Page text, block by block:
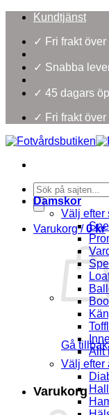
Skip
content
Kundtjänst
✓ Fri frakt över
✓ Snabba
✓ 45 dagars
✓ Fri frakt över
Products
search
Varukorg /0kr
Gå
Varukorg
Damskor
Välj efter
Allt
Välj efter